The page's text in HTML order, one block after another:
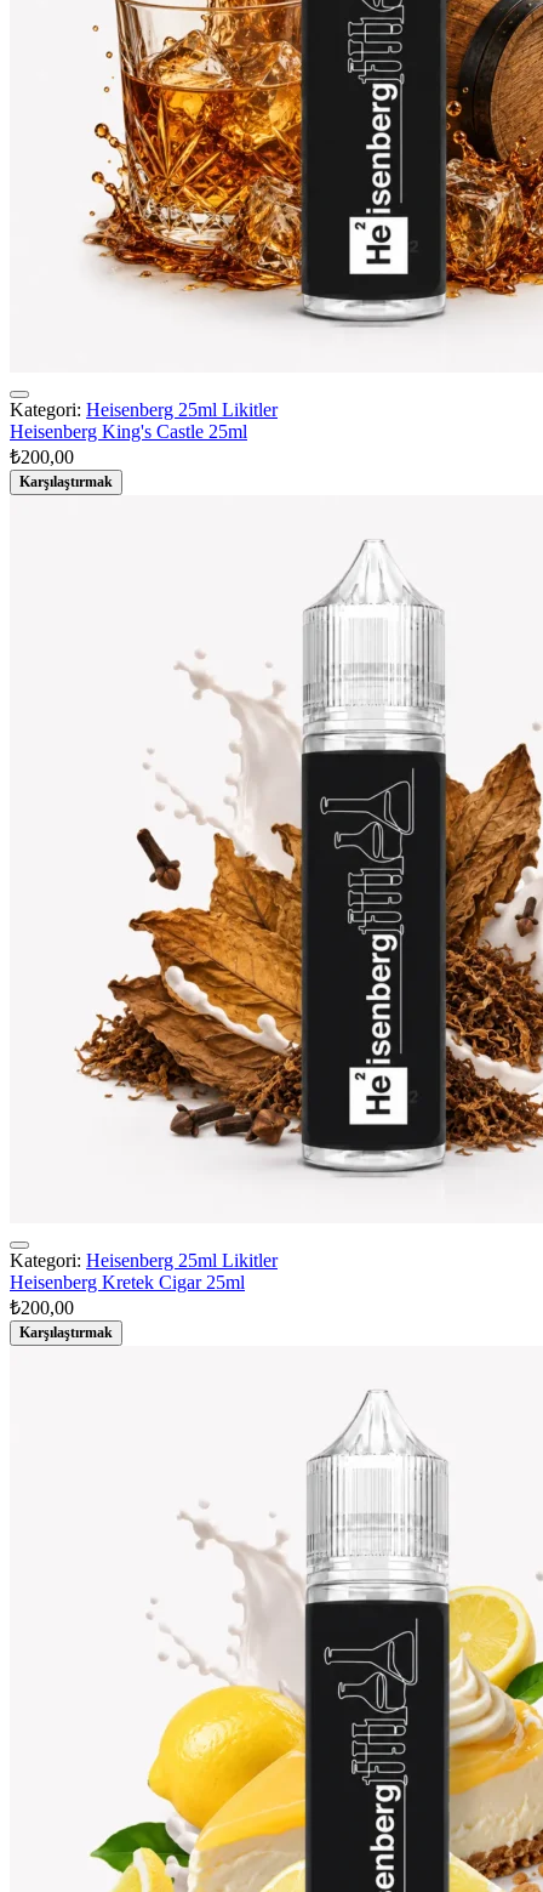
Kategori: Heisenberg 25ml Likitler
Heisenberg King's Castle 25ml
₺200,00
Karşılaştırmak
Kategori: Heisenberg 25ml Likitler
Heisenberg Kretek Cigar 25ml
₺200,00
Karşılaştırmak